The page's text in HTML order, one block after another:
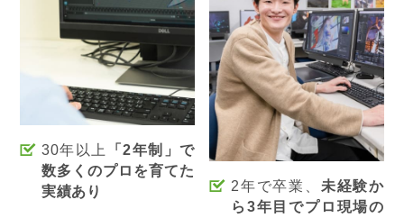
30年以上
「2年制」で
数多くのプロを育てた
実績あり
2年で卒業、 未経験か
ら3年目でプロ現場の